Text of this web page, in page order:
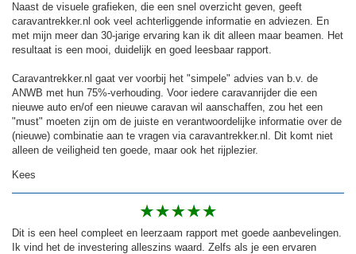
Naast de visuele grafieken, die een snel overzicht geven, geeft
caravantrekker.nl ook veel achterliggende informatie en adviezen. En
met mijn meer dan 30-jarige ervaring kan ik dit alleen maar beamen. Het
resultaat is een mooi, duidelijk en goed leesbaar rapport.
Caravantrekker.nl gaat ver voorbij het "simpele" advies van b.v. de
ANWB met hun 75%-verhouding. Voor iedere caravanrijder die een
nieuwe auto en/of een nieuwe caravan wil aanschaffen, zou het een
"must" moeten zijn om de juiste en verantwoordelijke informatie over de
(nieuwe) combinatie aan te vragen via caravantrekker.nl. Dit komt niet
alleen de veiligheid ten goede, maar ook het rijplezier.
Kees
Dit is een heel compleet en leerzaam rapport met goede aanbevelingen.
Ik vind het de investering alleszins waard. Zelfs als je een ervaren